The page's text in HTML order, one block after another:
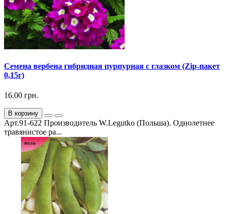
Семена вербена гибридная пурпурная с глазком (Zip-пакет
0,15г)
16.00 грн.
В корзину
Арт.91-622 Производитель W.Legutko (Польша). Однолетнее
травянистое ра...